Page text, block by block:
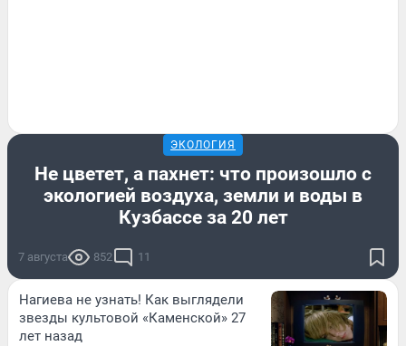
ЭКОЛОГИЯ
Не цветет, а пахнет: что произошло с
экологией воздуха, земли и воды в
Кузбассе за 20 лет
7 августа 852 11
Нагиева не узнать! Как выглядели
звезды культовой «Каменской» 27
лет назад